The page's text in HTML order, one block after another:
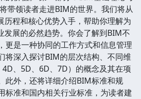
带领读者走进BIM的世界。我们将从
历程和核心优势入手，帮助你理解为
发展的必然趋势。你会了解到BIM不
更是一种协同的工作方式和信息管理
将深入探讨BIM的层次结构、不同维
、5D、6D、7D）的概念及其在项
此外，还将详细介绍BIM标准和规
标准和国内相关行业标准，为读者建